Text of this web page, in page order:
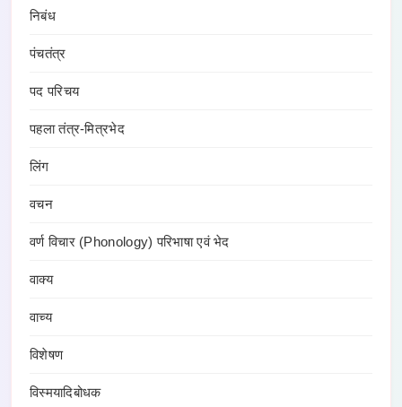
निबंध
पंचतंत्र
पद परिचय
पहला तंत्र-मित्रभेद
लिंग
वचन
वर्ण विचार (Phonology) परिभाषा एवं भेद
वाक्य
वाच्य
विशेषण
विस्मयादिबोधक